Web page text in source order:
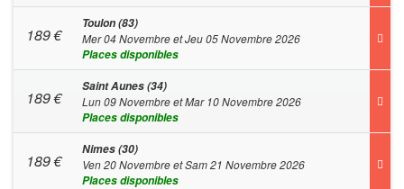
189€
Toulon (83)
Mer 04 Novembre et Jeu 05 Novembre 2026
Places disponibles
189€
Saint Aunes (34)
Lun 09 Novembre et Mar 10 Novembre 2026
Places disponibles
189€
Nimes (30)
Ven 20 Novembre et Sam 21 Novembre 2026
Places disponibles